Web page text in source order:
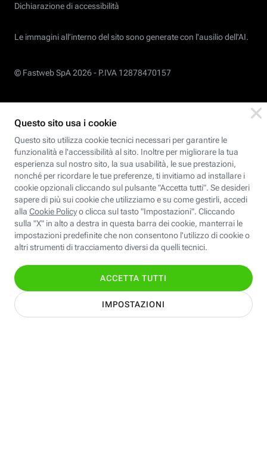
Dichiarazione di accessibilità
Le immagini all’interno del sito sono generate con l'ausilio dell'AI.
© Fastweb SpA 2026 - P.IVA 12878470157